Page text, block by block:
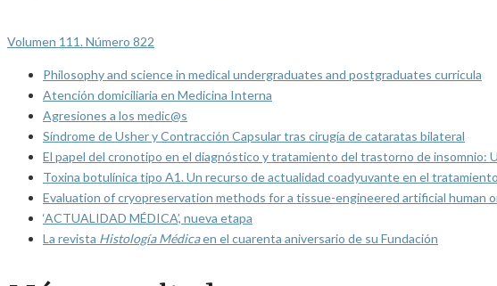
Volumen 111. Número 822
Philosophy and science in medical undergraduates and postgraduates curricula
Atención domiciliaria en Medicina Interna
Agresiones a los medic@s
Síndrome de Usher y Contracción Capsular tras cirugía de cataratas bilateral
El papel del cronotipo en el diagnóstico y tratamiento del trastorno de insomnio:
Toxina botulínica tipo A1. Un recurso de actualidad coadyuvante en el
Evaluation of cryopreservation methods for a tissue-engineered artificial human
‘ACTUALIDAD MÉDICA’, nueva etapa
La revista Histología Médicaen el cuarenta aniversario de su Fundación